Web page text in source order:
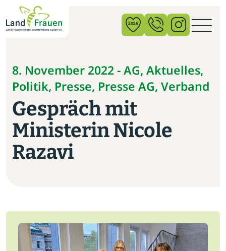
2026
8. November 2022 - AG, Aktuelles,
Politik, Presse, Presse AG, Verband
Gespräch mit
Ministerin Nicole
Razavi
×
News
Verband
Politik
Bildung
Startseite
Jobs